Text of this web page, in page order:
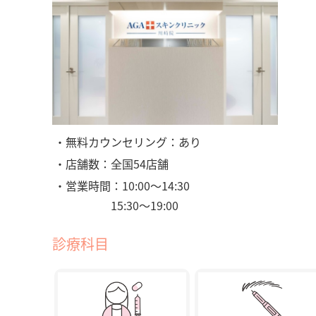
・無料カウンセリング：あり
・店舗数：全国54店舗
・営業時間：10:00〜14:30
15:30〜19:00
診療科目